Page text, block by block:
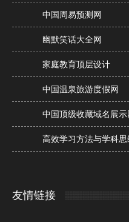
中国周易预测网
幽默笑话大全网
家庭教育顶层设计
中国温泉旅游度假网
中国顶级收藏域名展示
高效学习方法与学科思
友情链接